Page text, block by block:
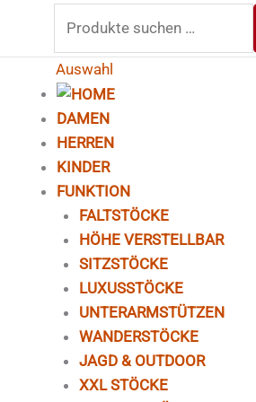
nach:
Auswahl
DAMEN
HERREN
KINDER
FUNKTION
FALTSTÖCKE
HÖHE VERSTELLBAR
SITZSTÖCKE
LUXUSSTÖCKE
UNTERARMSTÜTZEN
WANDERSTÖCKE
JAGD & OUTDOOR
XXL STÖCKE